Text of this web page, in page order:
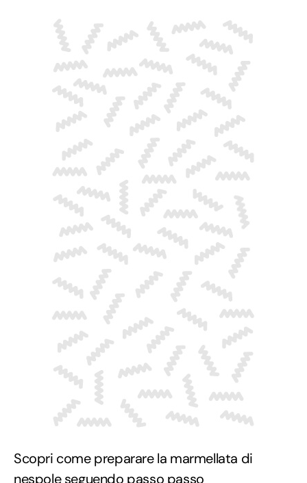
Scopri come preparare la marmellata di
nespole seguendo passo passo